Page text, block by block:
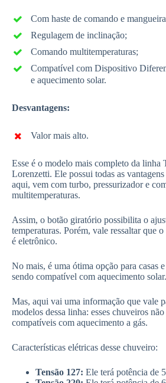
Com haste de comando e
Regulagem de inclinação;
Comando multitemperaturas;
Compatível com Dispositivo
e aquecimento solar.
Desvantagens:
Valor mais alto.
Esse é o modelo mais completo da linha
Lorenzetti. Ele possui todas as vantagens
aqui, vem com turbo, pressurizador e
multitemperaturas.
Assim, o botão giratório possibilita o
temperaturas. Porém, vale ressaltar que
é eletrônico.
No mais, é uma ótima opção para casas
sendo compatível com aquecimento solar.
Mas, aqui vai uma informação que vale
modelos dessa linha: esses chuveiros não
compatíveis com aquecimento a gás.
Características elétricas desse chuveiro:
Tensão 127: Ele terá potência de